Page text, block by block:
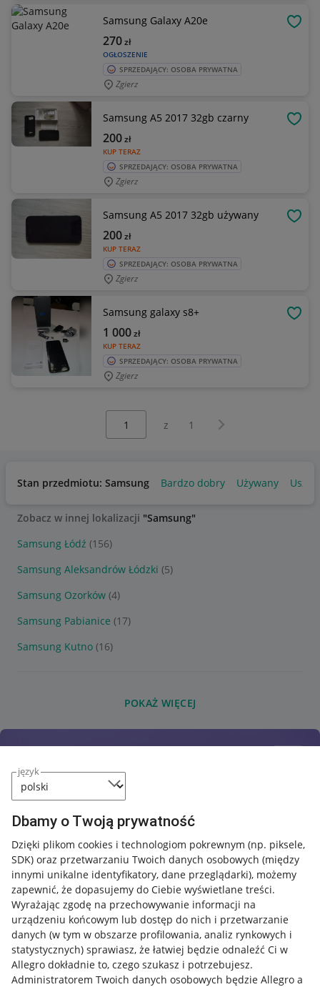
język
Dbamy o Twoją prywatność
Dzięki plikom cookies i technologiom pokrewnym (np. piksele,
SDK) oraz przetwarzaniu Twoich danych osobowych (między
innymi unikalne identyfikatory, dane przeglądarki), możemy
zapewnić, że dopasujemy do Ciebie wyświetlane treści.
Wyrażając zgodę na przechowywanie informacji na
urządzeniu końcowym lub dostęp do nich i przetwarzanie
danych (w tym w obszarze profilowania, analiz rynkowych i
statystycznych) sprawiasz, że łatwiej będzie odnaleźć Ci w
Allegro dokładnie to, czego szukasz i potrzebujesz.
Administratorem Twoich danych osobowych będzie Allegro a
Samsung Galaxy A20e
OGŁOSZENIE
270zł
SPRZEDAJĄCY: OSOBA PRYWATNA
Zgierz
Samsung A5 2017 32gb czarny
KUP TERAZ
200zł
SPRZEDAJĄCY: OSOBA PRYWATNA
Zgierz
Samsung A5 2017 32gb używany
KUP TERAZ
200zł
SPRZEDAJĄCY: OSOBA PRYWATNA
Zgierz
Samsung galaxy s8+
KUP TERAZ
1 000zł
SPRZEDAJĄCY: OSOBA PRYWATNA
Zgierz
z 1 Następna strona
Stan przedmiotu: Samsung Bardzo dobry Używany
Zobacz w innej lokalizacji "Samsung"
Samsung Łódź (156)
Samsung Aleksandrów Łódzki (5)
Samsung Ozorków (4)
Samsung Pabianice (17)
Samsung Kutno (16)
POKAŻ WIĘCEJ